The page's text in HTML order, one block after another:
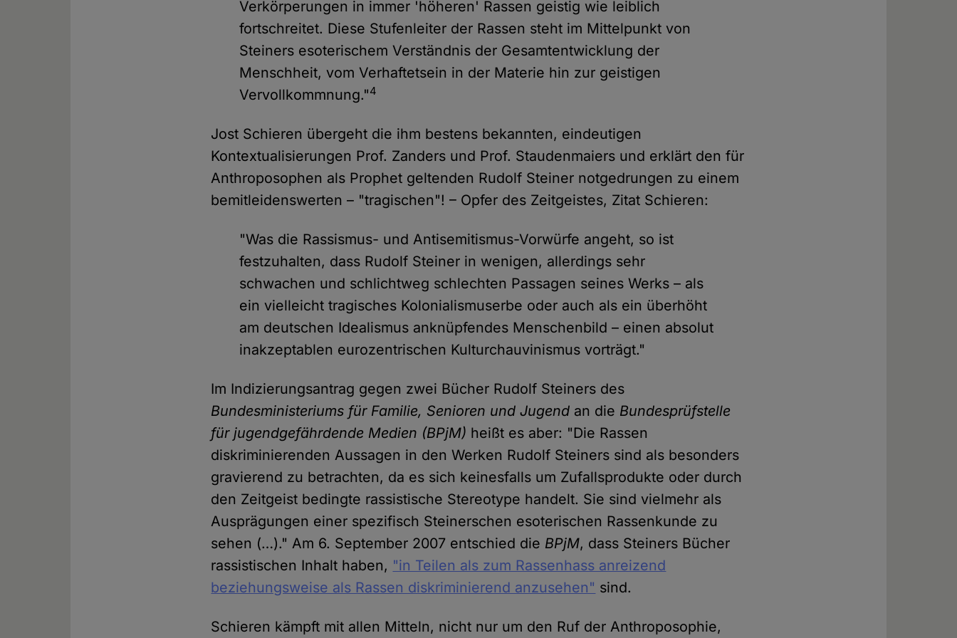
Verkörperungen in immer 'höheren' Rassen geistig wie leiblich
fortschreitet. Diese Stufenleiter der Rassen steht im Mittelpunkt von
Steiners esoterischem Verständnis der Gesamtentwicklung der
Menschheit, vom Verhaftetsein in der Materie hin zur geistigen
Vervollkommnung."4
Jost Schieren übergeht die ihm bestens bekannten, eindeutigen
Kontextualisierungen Prof. Zanders und Prof. Staudenmaiers und erklärt den für
Anthroposophen als Prophet geltenden Rudolf Steiner notgedrungen zu einem
bemitleidenswerten – "tragischen"! – Opfer des Zeitgeistes, Zitat Schieren:
"Was die Rassismus- und Antisemitismus-Vorwürfe angeht, so ist
festzuhalten, dass Rudolf Steiner in wenigen, allerdings sehr
schwachen und schlichtweg schlechten Passagen seines Werks – als
ein vielleicht tragisches Kolonialismuserbe oder auch als ein überhöht
am deutschen Idealismus anknüpfendes Menschenbild – einen absolut
inakzeptablen eurozentrischen Kulturchauvinismus vorträgt."
Im Indizierungsantrag gegen zwei Bücher Rudolf Steiners des
Bundesministeriums für Familie, Senioren und Jugend an die Bundesprüfstelle
für jugendgefährdende Medien (BPjM) heißt es aber: "Die Rassen
diskriminierenden Aussagen in den Werken Rudolf Steiners sind als besonders
gravierend zu betrachten, da es sich keinesfalls um Zufallsprodukte oder durch
den Zeitgeist bedingte rassistische Stereotype handelt. Sie sind vielmehr als
Ausprägungen einer spezifisch Steinerschen esoterischen Rassenkunde zu
sehen (…)." Am 6. September 2007 entschied die BPjM, dass Steiners Bücher
rassistischen Inhalt haben, "in Teilen als zum Rassenhass anreizend
beziehungsweise als Rassen diskriminierend anzusehen" sind.
Schieren kämpft mit allen Mitteln, nicht nur um den Ruf der Anthroposophie,